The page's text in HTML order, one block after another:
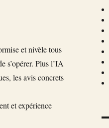
et nivèle tous
s’opérer. Plus l’IA
les avis concrets
et expérience